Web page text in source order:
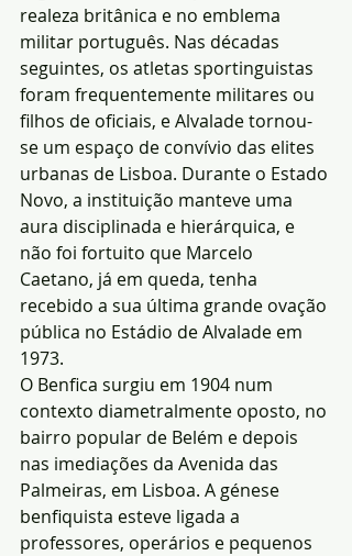
realeza britânica e no emblema
militar português. Nas décadas
seguintes, os atletas sportinguistas
foram frequentemente militares ou
filhos de oficiais, e Alvalade tornou-
se um espaço de convívio das elites
urbanas de Lisboa. Durante o Estado
Novo, a instituição manteve uma
aura disciplinada e hierárquica, e
não foi fortuito que Marcelo
Caetano, já em queda, tenha
recebido a sua última grande ovação
pública no Estádio de Alvalade em
1973.
O Benfica surgiu em 1904 num
contexto diametralmente oposto, no
bairro popular de Belém e depois
nas imediações da Avenida das
Palmeiras, em Lisboa. A génese
benfiquista esteve ligada a
professores, operários e pequenos